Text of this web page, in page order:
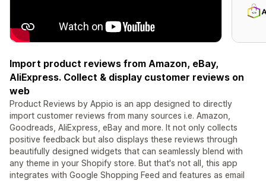
Import product reviews from Amazon, eBay,
AliExpress. Collect & display customer reviews on
web
Product Reviews by Appio is an app designed to directly
import customer reviews from many sources i.e. Amazon,
Goodreads, AliExpress, eBay and more. It not only collects
positive feedback but also displays these reviews through
beautifully designed widgets that can seamlessly blend with
any theme in your Shopify store. But that's not all, this app
integrates with Google Shopping Feed and features as email